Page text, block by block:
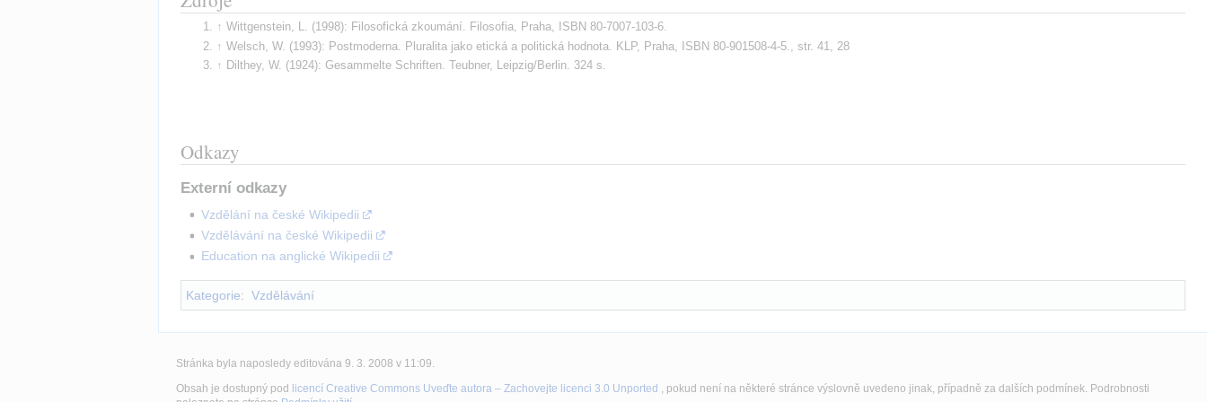
Wittgenstein, L. (1998): Filosofická zkoumání. Filosofia, Praha, ISBN 80-7007-103-6.
Welsch, W. (1993): Postmoderna. Pluralita jako etická a politická hodnota. KLP, Praha, ISBN 80-901508-4-5., str. 41, 28
Dilthey, W. (1924): Gesammelte Schriften. Teubner, Leipzig/Berlin. 324 s.
Odkazy
Externí odkazy
Vzdělání na české Wikipedii
Vzdělávání na české Wikipedii
Education na anglické Wikipedii
Kategorie: Vzdělávání
Stránka byla naposledy editována 9. 3. 2008 v 11:09.
Obsah je dostupný pod licencí Creative Commons Uveďte autora – Zachovejte licenci 3.0 Unported
, pokud není na některé stránce výslovně uvedeno jinak, případně za dalších podmínek. Podrobnosti